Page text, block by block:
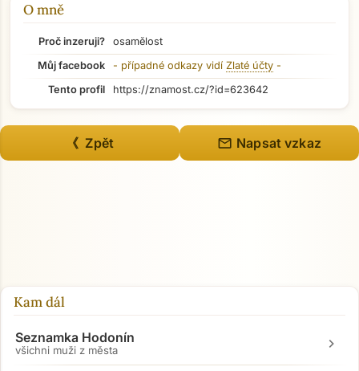
Přejít na hlavní obsah
O mně
Proč inzeruji?
osamělost
Můj facebook
- případné odkazy vidí Zlaté účty -
Tento profil
https://znamost.cz/?id=623642
《 Zpět mail Napsat vzkaz
Kam dál
Seznamka Hodonín
všichni muži z města chevron_right